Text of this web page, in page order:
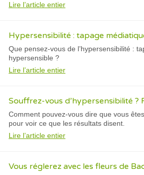
Lire l’article entier
Hypersensibilité : tapage
Que pensez-vous de l’hypersensibilité :
hypersensible ?
Lire l’article entier
Souffrez-vous d’hypersensibilité ?
Comment pouvez-vous dire que vous
pour voir ce que les résultats disent.
Lire l’article entier
Vous réglerez avec les fleurs de